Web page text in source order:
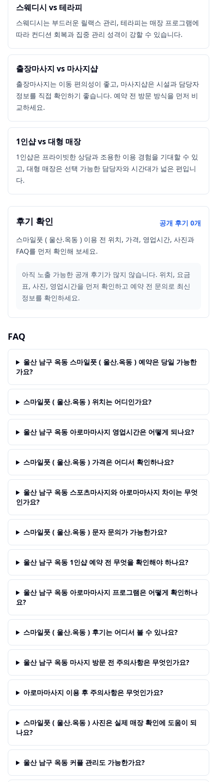
스웨디시 vs 테라피
스웨디시는 부드러운 릴랙스 관리, 테라피는 매장 프로그램에
따라 컨디션 회복과 집중 관리 성격이 강할 수 있습니다.
출장마사지 vs 마사지샵
출장마사지는 이동 편의성이 좋고, 마사지샵은 시설과 담당자
정보를 직접 확인하기 좋습니다. 예약 전 방문 방식을 먼저 비
교하세요.
1인샵 vs 대형 매장
1인샵은 프라이빗한 상담과 조용한 이용 경험을 기대할 수 있
고, 대형 매장은 선택 가능한 담당자와 시간대가 넓은 편입니
다.
후기 확인 공개 후기 0개
스마일풋 ( 울산.옥동 ) 이용 전 위치, 가격, 영업시간, 사진과
FAQ를 먼저 확인해 보세요.
아직 노출 가능한 공개 후기가 많지 않습니다. 위치, 요금
표, 사진, 영업시간을 먼저 확인하고 예약 전 문의로 최신
정보를 확인하세요.
FAQ
울산 남구 옥동 스마일풋 ( 울산.옥동 ) 예약은 당일 가능한
가요?
스마일풋 ( 울산.옥동 ) 위치는 어디인가요?
울산 남구 옥동 아로마마사지 영업시간은 어떻게 되나요?
스마일풋 ( 울산.옥동 ) 가격은 어디서 확인하나요?
울산 남구 옥동 스포츠마사지와 아로마마사지 차이는 무엇
인가요?
스마일풋 ( 울산.옥동 ) 문자 문의가 가능한가요?
울산 남구 옥동 1인샵 예약 전 무엇을 확인해야 하나요?
울산 남구 옥동 아로마마사지 프로그램은 어떻게 확인하나
요?
스마일풋 ( 울산.옥동 ) 후기는 어디서 볼 수 있나요?
울산 남구 옥동 마사지 방문 전 주의사항은 무엇인가요?
아로마마사지 이용 후 주의사항은 무엇인가요?
스마일풋 ( 울산.옥동 ) 사진은 실제 매장 확인에 도움이 되
나요?
울산 남구 옥동 커플 관리도 가능한가요?